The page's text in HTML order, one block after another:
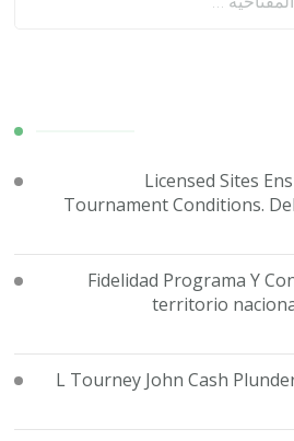
Licensed Sites
Tournament Conditions.
Fidelidad Programa Y
territorio
$ L Tourney John Cash